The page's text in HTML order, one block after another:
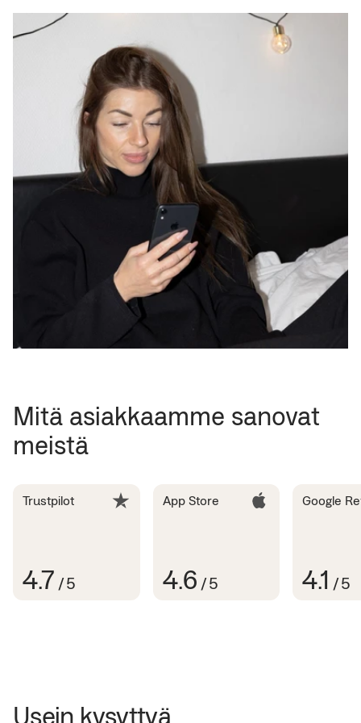
Mitä asiakkaamme sanovat
meistä
Trustpilot
4.7 /5
App Store
4.6 /5
Google
4.1 /5
Usein kysyttyä